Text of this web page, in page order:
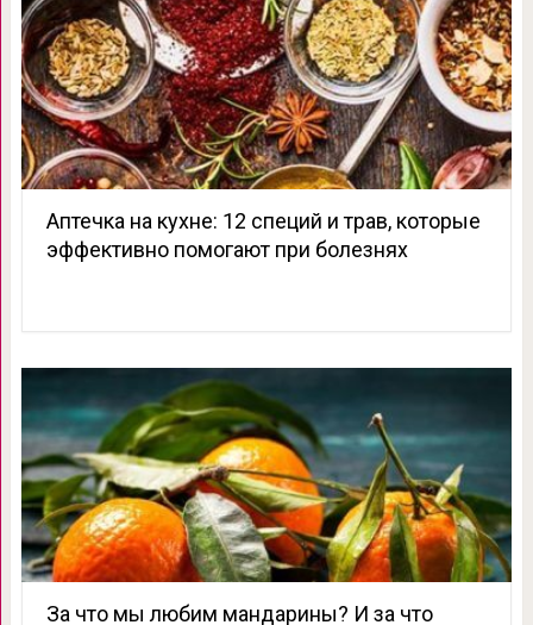
Аптечка на кухне: 12 специй и трав, которые
эффективно помогают при болезнях
За что мы любим мандарины? И за что